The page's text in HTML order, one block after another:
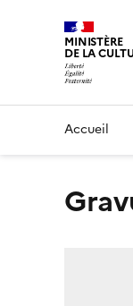
MINISTÈRE
DE LA
Accueil